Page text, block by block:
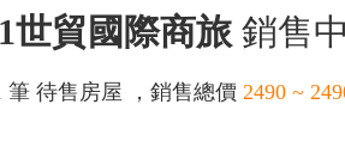
世貿國際商旅 銷售
筆 待售房屋 ，銷售總價 2490 ~